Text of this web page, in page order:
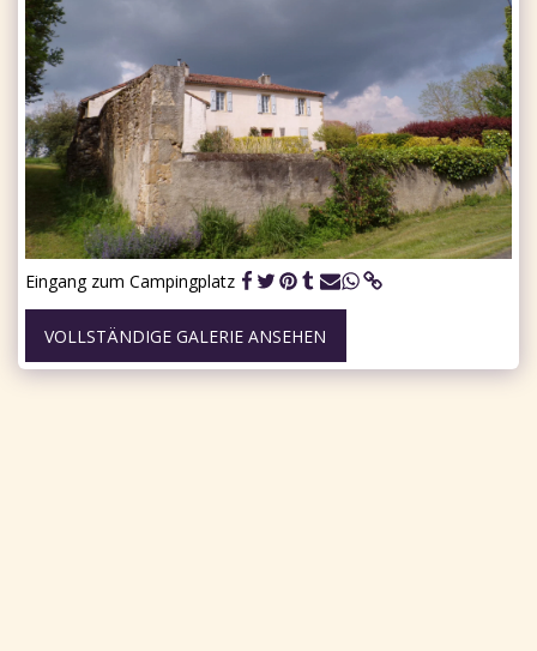
Eingang zum Campingplatz
VOLLSTÄNDIGE GALERIE ANSEHEN